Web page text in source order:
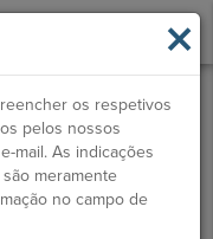
×
os respetivos
pelos nossos
mail. As indicações
meramente
no campo de